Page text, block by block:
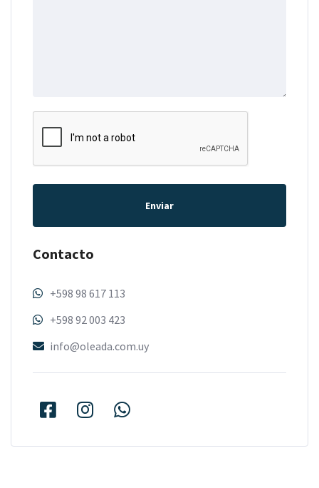
Enviar
Contacto
+598 98 617 113
+598 92 003 423
info@oleada.com.uy